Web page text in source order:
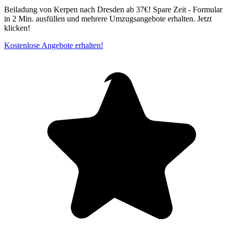
Beiladung von Kerpen nach Dresden ab 37€! Spare Zeit - Formular
in 2 Min. ausfüllen und mehrere Umzugsangebote erhalten. Jetzt
klicken!
Kostenlose Angebote erhalten!